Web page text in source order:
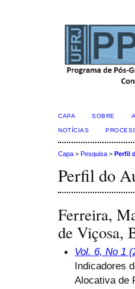
CAPA SOBRE
NOTÍCIAS
Capa > Pesquisa > Perfil
Perfil do
Ferreira,
de Viçosa,
Vol. 6, No 1
Indicadores
Alocativa de